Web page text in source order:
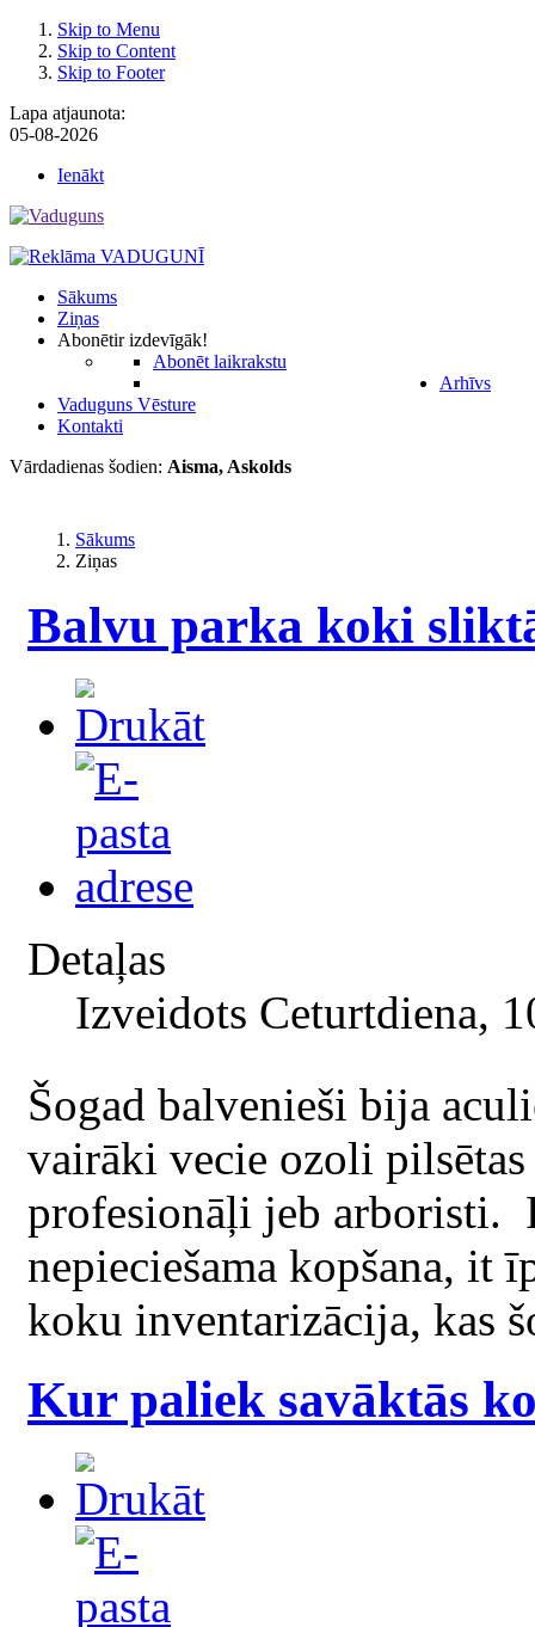
Skip to Menu
Skip to Content
Skip to Footer
Lapa atjaunota:
05-08-2026
Ienākt
Sākums
Ziņas
Abonētir izdevīgāk!
Abonēt laikrakstu
Arhīvs
Vaduguns Vēsture
Kontakti
Vārdadienas šodien: Aisma, Askolds
Sākums
Ziņas
Balvu parka koki
Detaļas
Izveidots Ceturtdiena,
Šogad balvenieši bija
vairāki vecie ozoli
profesionāļi jeb arboristi.
nepieciešama kopšana, it
koku inventarizācija, kas
Kur paliek savāktās